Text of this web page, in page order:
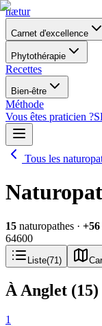
nætur
Carnet d'excellence
Phytothérapie
Recettes
Bien-être
Méthode
Vous êtes praticien ?
Tous les
15 naturopathes · +56
64600
Liste(71 )
À Anglet (15)
1